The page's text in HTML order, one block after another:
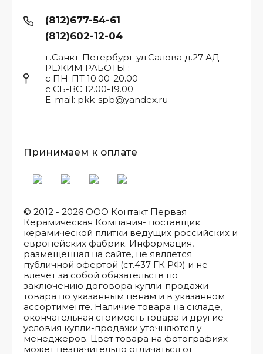
© 2012 - 2026 ООО Контакт Первая
Керамическая Компания- поставщик
керамической плитки ведущих российских и
европейских фабрик. Информация,
размещенная на сайте, не является
публичной офертой (ст.437 ГК РФ) и не
влечет за собой обязательств по
заключению договора купли-продажи
товара по указанным ценам и в указанном
ассортименте. Наличие товара на складе,
окончательная стоимость товара и другие
условия купли-продажи уточняются у
менеджеров. Цвет товара на фотографиях
может незначительно отличаться от
(812)677-54-61
(812)602-12-04
г.Санкт-Петербург ул.Салова д.27 АД
РЕЖИМ РАБОТЫ :
с ПН-ПТ 10.00-20.00
с СБ-ВС 12.00-19.00
E-mail: pkk-spb@yandex.ru
Принимаем к оплате